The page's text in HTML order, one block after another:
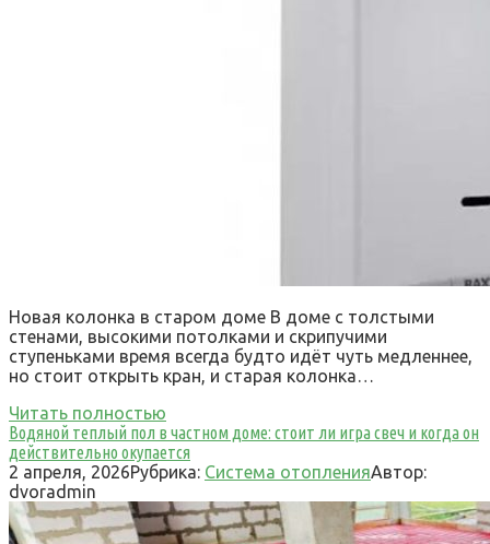
Новая колонка в старом доме В доме с толстыми
стенами, высокими потолками и скрипучими
ступеньками время всегда будто идёт чуть медленнее,
но стоит открыть кран, и старая колонка…
Читать полностью
Водяной теплый пол в частном доме: стоит ли игра свеч и когда он
действительно окупается
2 апреля, 2026Рубрика: Система отопленияАвтор:
dvoradmin